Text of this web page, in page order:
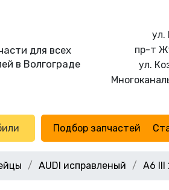
для всех
в Волгограде
ул.
пр-т
ул.
Подбор запчастей
AUDI исправленый A6 III